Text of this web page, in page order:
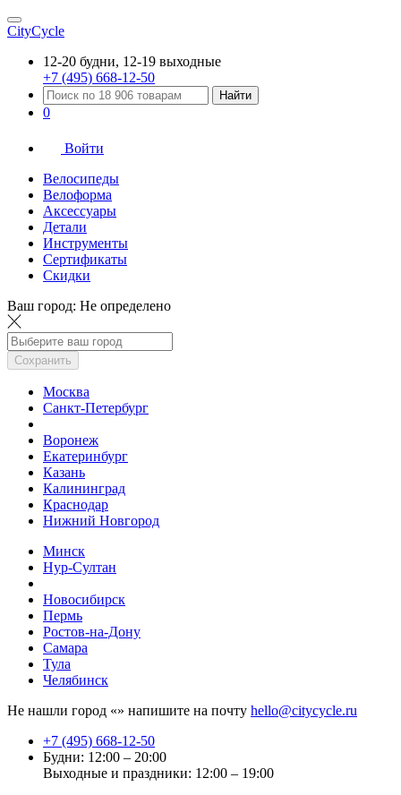
CityCycle
12-20 будни, 12-19 выходные
+7 (495) 668-12-50
Найти
0
Войти
Велосипеды
Велоформа
Аксессуары
Детали
Инструменты
Сертификаты
Скидки
Ваш город: Не определено
Сохранить
Москва
Санкт-Петербург
Воронеж
Екатеринбург
Казань
Калининград
Краснодар
Нижний Новгород
Минск
Нур-Султан
Новосибирск
Пермь
Ростов-на-Дону
Самара
Тула
Челябинск
Не нашли город «» напишите на почту hello@citycycle.ru
+7 (495) 668-12-50
Будни: 12:00 – 20:00
Выходные и праздники: 12:00 – 19:00